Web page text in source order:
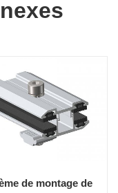
de montage de